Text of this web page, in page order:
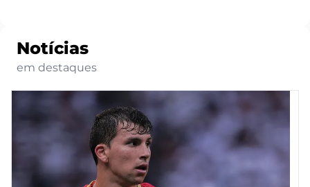
Notícias
em destaques